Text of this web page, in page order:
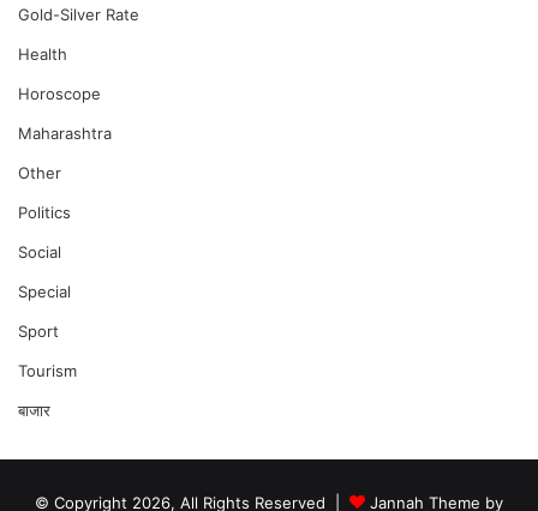
Gold-Silver Rate
Health
Horoscope
Maharashtra
Other
Politics
Social
Special
Sport
Tourism
बाजार
© Copyright 2026, All Rights Reserved | Jannah Theme by